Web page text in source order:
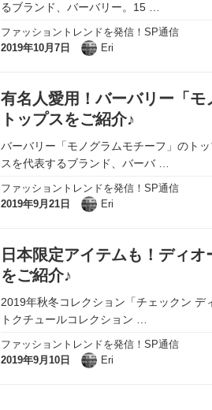
るブランド、バーバリー。15
ファッショントレンドを発信！SP通信
2019年10月7日
Eri
有名人愛用！バーバリー「
トップスをご紹介♪
バーバリー「モノグラムモチーフ」のト
スを代表するブランド、バーバ
ファッショントレンドを発信！SP通信
2019年9月21日
Eri
日本限定アイテムも！ディ
をご紹介♪
2019年秋冬コレクション「チェックン デ
トクチュールコレクション
ファッショントレンドを発信！SP通信
2019年9月10日
Eri